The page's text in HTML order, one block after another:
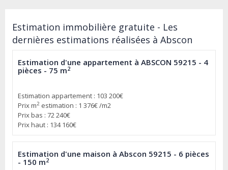
Estimation immobilière gratuite - Les
dernières estimations réalisées à Abscon
Estimation d'une appartement à ABSCON 59215 - 4
pièces - 75 m2
Estimation appartement : 103 200€
Prix m2 estimation : 1 376€ /m2
Prix bas : 72 240€
Prix haut : 134 160€
Estimation d'une maison à Abscon 59215 - 6 pièces
- 150 m2